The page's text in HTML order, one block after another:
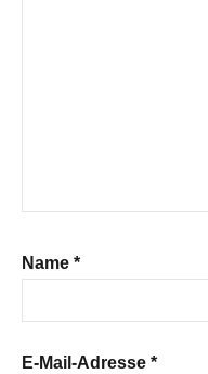
Name *
E-Mail-Adresse *